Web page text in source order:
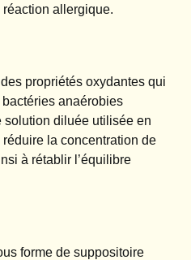
allergique.
propriétés oxydantes qui
anaérobies
solution diluée utilisée en
la concentration de
à rétablir l’équilibre
forme de suppositoire